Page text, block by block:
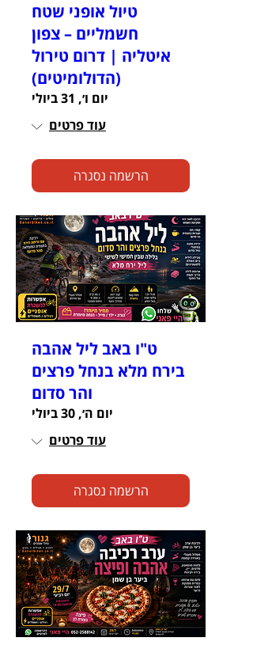
טיול אופני שטח
חשמליים – צפון
איטליה | דרום טירול
(הדולומיטים)
יום ו׳, 31 ביולי
עוד פרטים
הרשמה נסגרה
ט"ו באב ליל אהבה
בירח מלא בנחל פרצים
והר סדום
יום ה׳, 30 ביולי
עוד פרטים
הרשמה נסגרה